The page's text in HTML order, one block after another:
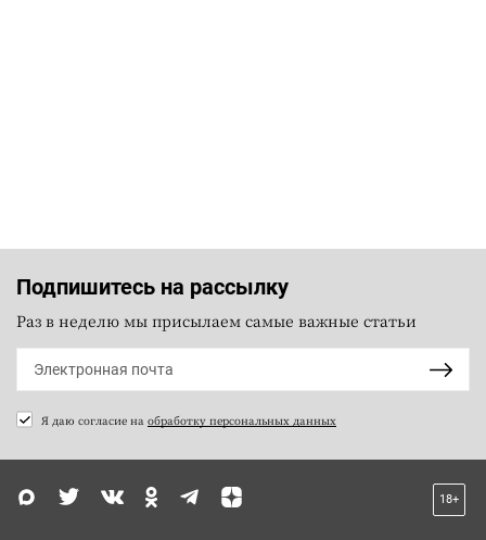
Подпишитесь на рассылку
Раз в неделю мы присылаем самые важные статьи
Я даю согласие на обработку персональных данных
18+